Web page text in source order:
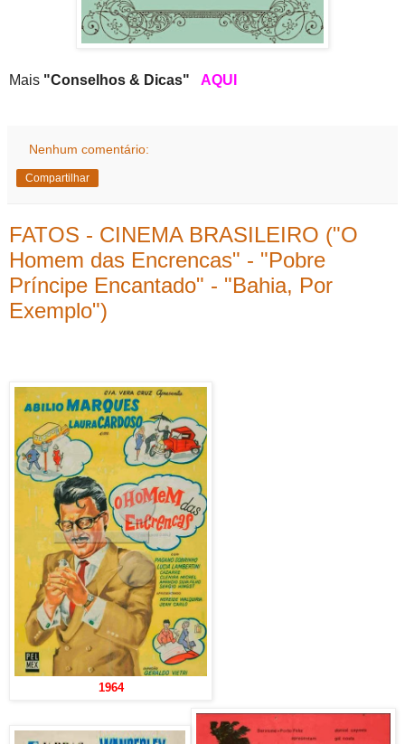
Mais "Conselhos & Dicas" AQUI
Nenhum comentário:
Compartilhar
FATOS - CINEMA BRASILEIRO ("O
Homem das Encrencas" - "Pobre
Príncipe Encantado" - "Bahia, Por
Exemplo")
1964